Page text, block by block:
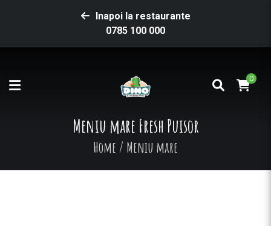
Inapoi la restaurante
0785 100 000
0
Meniu mare Fresh Puisor
Home / Meniu mare